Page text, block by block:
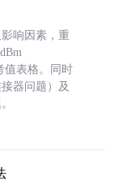
响因素，重
值表格。同时
器问题）及